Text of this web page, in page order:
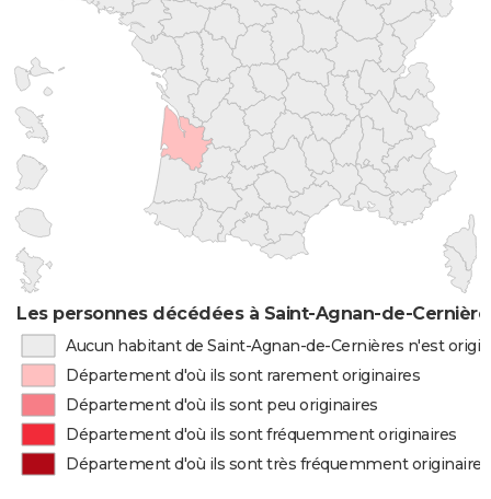
Les personnes décédées à Saint-Agnan-de-
Aucun habitant de Saint-Agnan-de-Cernières n'est
Département d'où ils sont rarement originaires
Département d'où ils sont peu originaires
Département d'où ils sont fréquemment originaires
Département d'où ils sont très fréquemment originaires